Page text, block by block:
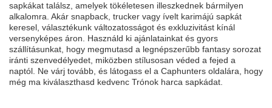
sapkákat találsz, amelyek tökéletesen illeszkednek bármilyen
alkalomra. Akár snapback, trucker vagy ívelt karimájú sapkát
keresel, választékunk változatosságot és exkluzivitást kínál
versenyképes áron. Használd ki ajánlatainkat és gyors
szállításunkat, hogy megmutasd a legnépszerűbb fantasy sorozat
iránti szenvedélyedet, miközben stílusosan véded a fejed a
naptól. Ne várj tovább, és látogass el a Caphunters oldalára, hogy
még ma kiválaszthasd kedvenc Trónok harca sapkádat.